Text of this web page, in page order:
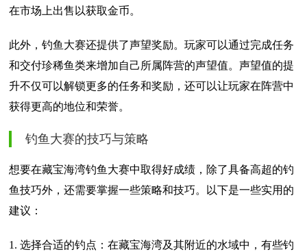
在市场上出售以获取金币。
此外，钓鱼大赛还提供了声望奖励。玩家可以通过完成任务
和交付珍稀鱼类来增加自己所属阵营的声望值。声望值的提
升不仅可以解锁更多的任务和奖励，还可以让玩家在阵营中
获得更高的地位和荣誉。
钓鱼大赛的技巧与策略
想要在藏宝海湾钓鱼大赛中取得好成绩，除了具备高超的钓
鱼技巧外，还需要掌握一些策略和技巧。以下是一些实用的
建议：
1. 选择合适的钓点：在藏宝海湾及其附近的水域中，有些钓